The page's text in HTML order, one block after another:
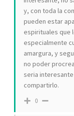
y, con toda la
pueden estar
espirituales que
especialmente
amargura, y
no poder
seria
compartirlo.
0